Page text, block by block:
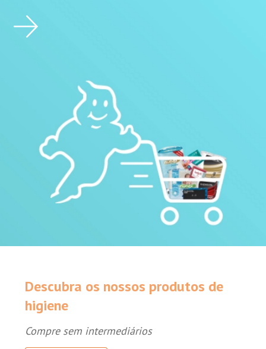
Descubra os nossos produtos de
higiene
Compre sem intermediários